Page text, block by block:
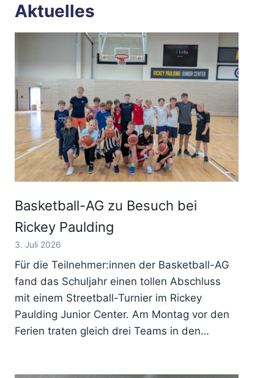
Aktuelles
Basketball-AG zu Besuch bei
Rickey Paulding
3. Juli 2026
Für die Teilnehmer:innen der Basketball-AG
fand das Schuljahr einen tollen Abschluss
mit einem Streetball-Turnier im Rickey
Paulding Junior Center. Am Montag vor den
Ferien traten gleich drei Teams in den…